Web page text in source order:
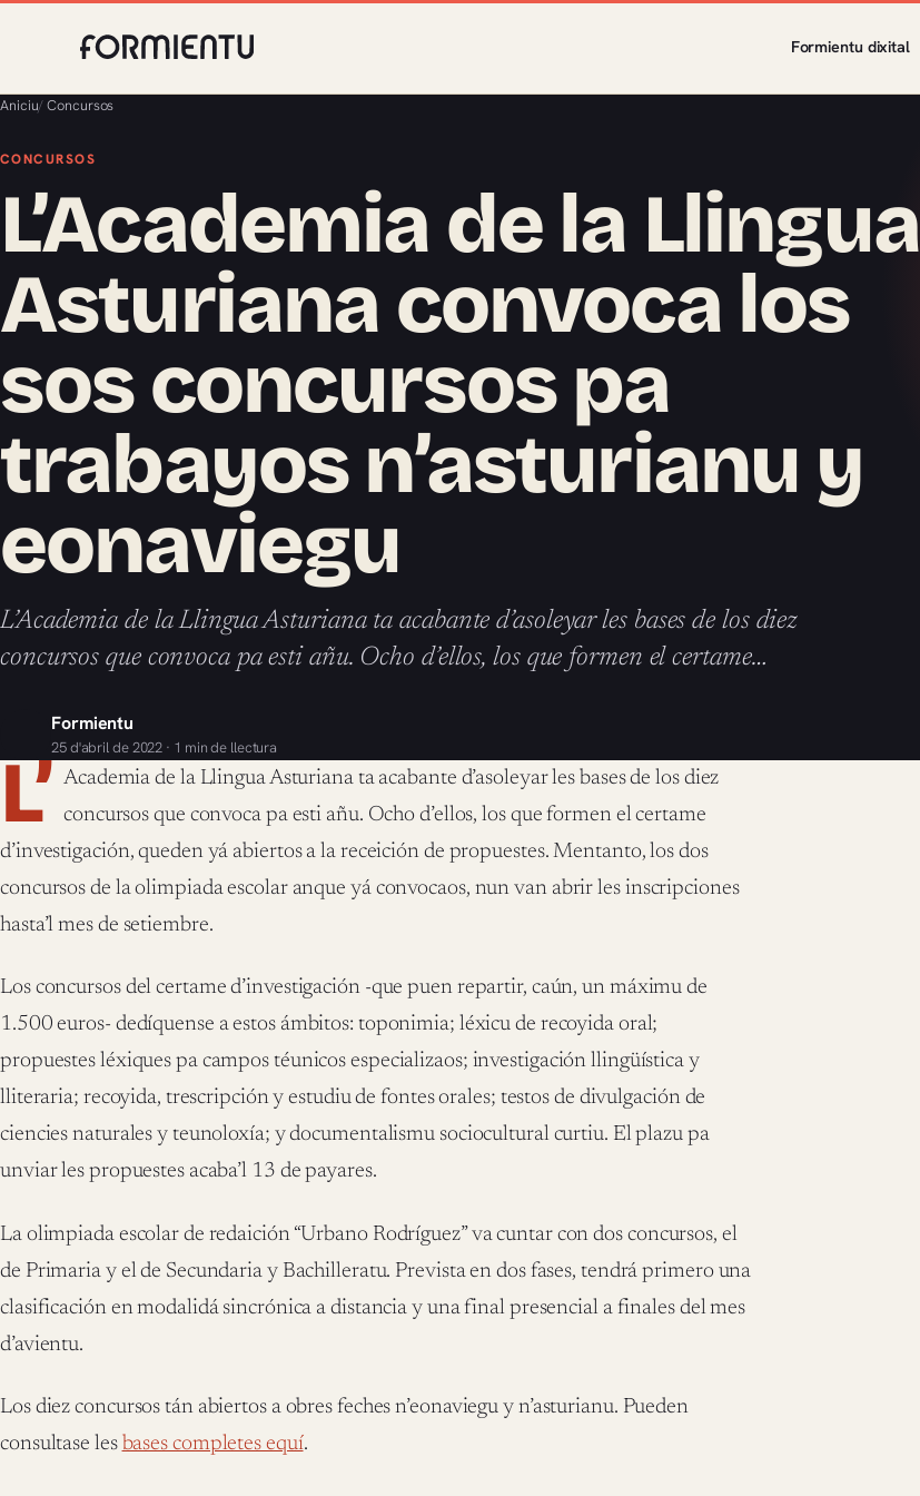
Formientu dixital
Aniciu/Concursos
CONCURSOS
L’Academia de la Llingua
Asturiana convoca los
sos concursos pa
trabayos n’asturianu y
eonaviegu
L’Academia de la Llingua Asturiana ta acabante d’asoleyar les bases de los diez
concursos que convoca pa esti añu. Ocho d’ellos, los que formen el certame…
Formientu
25 d'abril de 2022 · 1 min de llectura
L’ Academia de la Llingua Asturiana ta acabante d’asoleyar les bases de los diez
concursos que convoca pa esti añu. Ocho d’ellos, los que formen el certame
d’investigación, queden yá abiertos a la receición de propuestes. Mentanto, los dos
concursos de la olimpiada escolar anque yá convocaos, nun van abrir les inscripciones
hasta’l mes de setiembre.
Los concursos del certame d’investigación -que puen repartir, caún, un máximu de
1.500 euros- dedíquense a estos ámbitos: toponimia; léxicu de recoyida oral;
propuestes léxiques pa campos téunicos especializaos; investigación llingüística y
lliteraria; recoyida, trescripción y estudiu de fontes orales; testos de divulgación de
ciencies naturales y teunoloxía; y documentalismu sociocultural curtiu. El plazu pa
unviar les propuestes acaba’l 13 de payares.
La olimpiada escolar de redaición “Urbano Rodríguez” va cuntar con dos concursos, el
de Primaria y el de Secundaria y Bachilleratu. Prevista en dos fases, tendrá primero una
clasificación en modalidá sincrónica a distancia y una final presencial a finales del mes
d’avientu.
Los diez concursos tán abiertos a obres feches n’eonaviegu y n’asturianu. Pueden
consultase les bases completes equí.